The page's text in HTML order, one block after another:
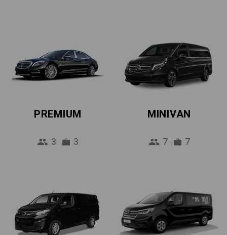
PREMIUM
3 3
MINIVAN
7 7